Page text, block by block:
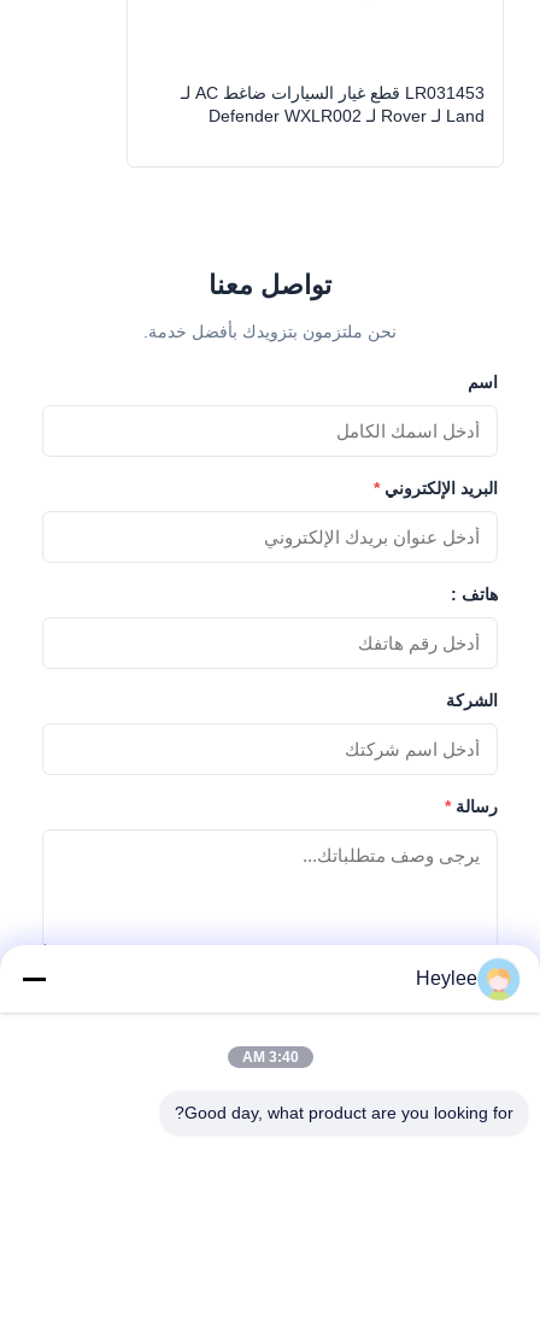
High Light:
7H1219D623AC
,
7H1219D623AD
LR031453 قطع غيار السيارات ضاغط AC لـ
Land لـ Rover لـ Defender WXLR002
تواصل معنا
نحن ملتزمون بتزويدك بأفضل خدمة.
اسم
البريد الإلكتروني*
هاتف :
الشركة
رسالة*
Heylee
3:40 AM
Good day, what product are you looking for?